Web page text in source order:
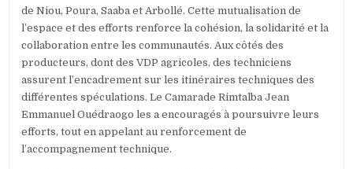
de Niou, Poura, Saaba et Arbollé. Cette mutualisation de
l’espace et des efforts renforce la cohésion, la solidarité et la
collaboration entre les communautés. Aux côtés des
producteurs, dont des VDP agricoles, des techniciens
assurent l’encadrement sur les itinéraires techniques des
différentes spéculations. Le Camarade Rimtalba Jean
Emmanuel Ouédraogo les a encouragés à poursuivre leurs
efforts, tout en appelant au renforcement de
l’accompagnement technique.